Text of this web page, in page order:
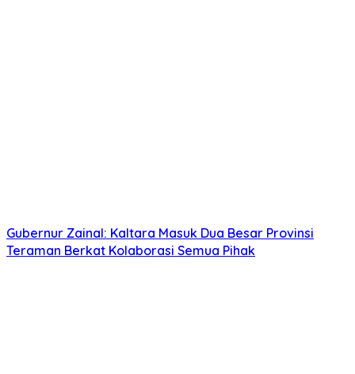
Gubernur Zainal: Kaltara Masuk Dua Besar Provinsi
Teraman Berkat Kolaborasi Semua Pihak